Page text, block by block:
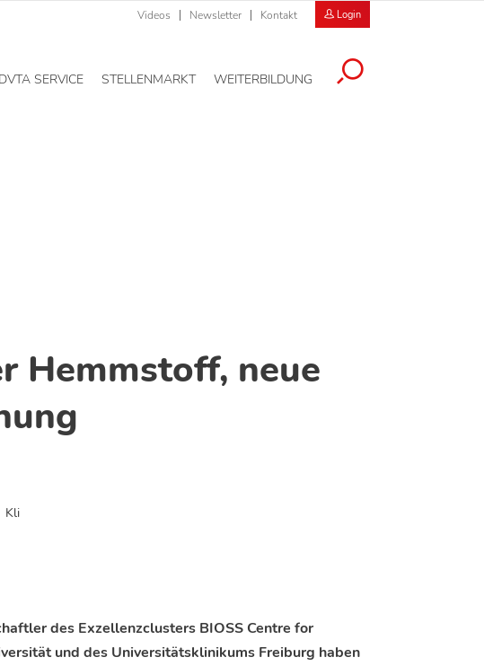
Videos Newsletter Kontakt Login
DVTA SERVICE STELLENMARKT WEITERBILDUNG
Hemmstoff, neue
Kli
des Exzellenzclusters BIOSS Centre for
und des Universitätsklinikums Freiburg haben